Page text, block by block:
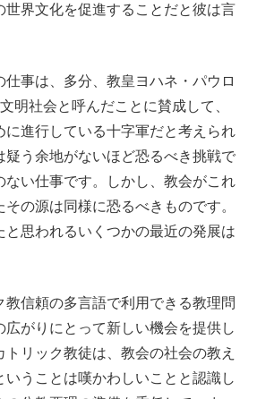
世界文化を促進することだと彼は言
事は、多分、教皇ヨハネ・パウロ
明社会と呼んだことに賛成して、
に進行している十字軍だと考えられ
疑う余地がないほど恐るべき挑戦で
ない仕事です。しかし、教会がこれ
の源は同様に恐るべきものです。
と思われるいくつかの最近の発展は
教信頼の多言語で利用できる教理問
がりにとって新しい機会を提供し
トリック教徒は、教会の社会の教え
いうことは嘆かわしいことと認識し